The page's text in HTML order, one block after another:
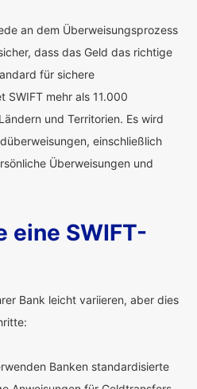
an dem Überweisungsprozess
dass das Geld das richtige
für sichere
SWIFT mehr als 11.000
und Territorien. Es wird
einschließlich
Überweisungen und
eine SWIFT-
Bank leicht variieren, aber dies
Banken standardisierte